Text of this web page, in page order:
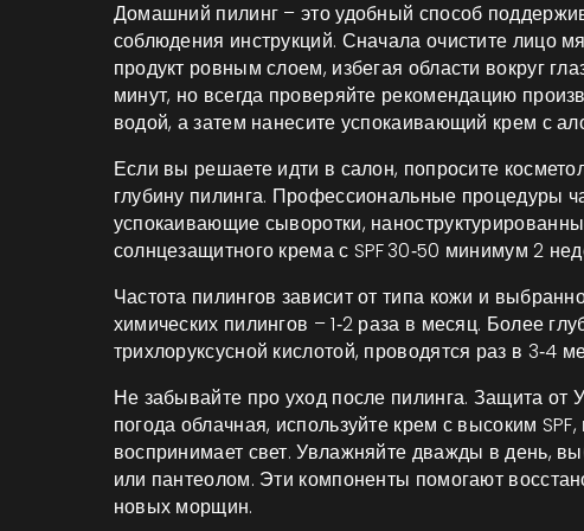
Домашний пилинг – это удобный способ
соблюдения инструкций. Сначала очистите лицо
продукт ровным слоем, избегая области вокруг
минут, но всегда проверяйте рекомендацию
водой, а затем нанесите успокаивающий крем с
Если вы решаете идти в салон, попросите
глубину пилинга. Профессиональные процедуры
успокаивающие сыворотки,
солнцезащитного крема с SPF 30‑50 минимум 2
Частота пилингов зависит от типа кожи и
химических пилингов – 1‑2 раза в месяц. Более
трихлоруксусной кислотой, проводятся раз в 3‑4
Не забывайте про уход после пилинга. Защита от
погода облачная, используйте крем с высоким
воспринимает свет. Увлажняйте дважды в день,
или пантеолом. Эти компоненты помогают
новых морщин.